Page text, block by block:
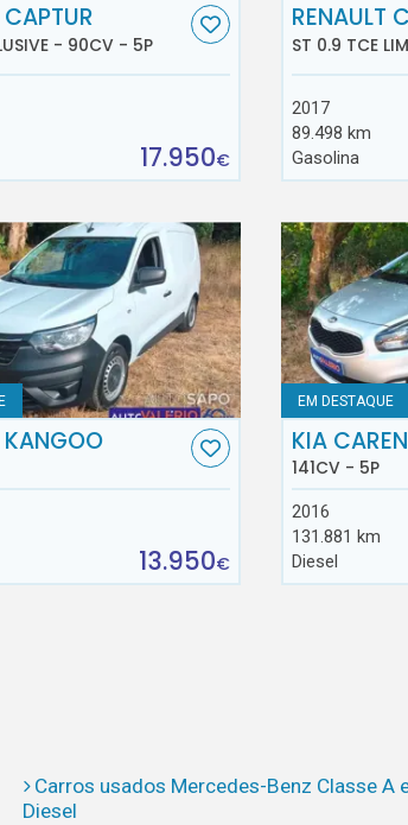
CAPTUR
- 90CV - 5P
17.950€
RENAULT
ST 0.9 TCE
2017
89.498 km
Gasolina
KANGOO
13.950€
EM DESTAQUE
KIA
141CV - 5P
2016
131.881 km
Diesel
Carros usados Mercedes-Benz Classe A
Diesel